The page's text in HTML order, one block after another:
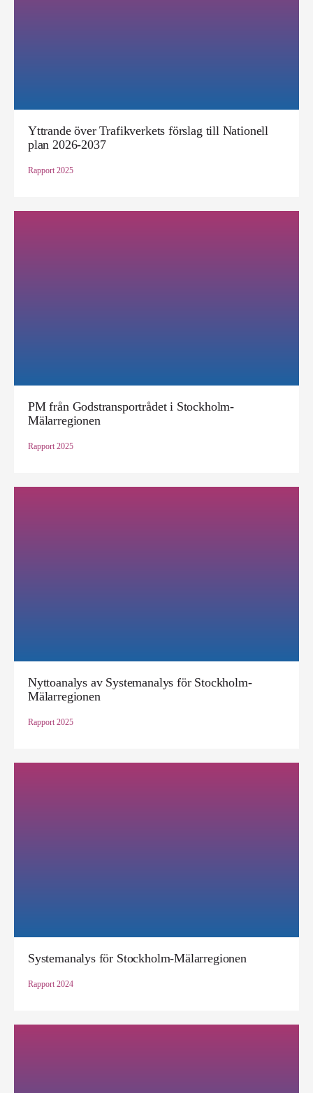
Yttrande över Trafikverkets förslag till Nationell
plan 2026-2037
Rapport 2025
PM från Godstransportrådet i Stockholm-
Mälarregionen
Rapport 2025
Nyttoanalys av Systemanalys för Stockholm-
Mälarregionen
Rapport 2025
Systemanalys för Stockholm-Mälarregionen
Rapport 2024